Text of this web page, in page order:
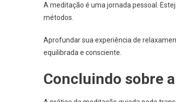
A meditação é uma jornada pessoal.
métodos.
Aprofundar sua experiência de
equilibrada e consciente.
Concluindo sobre